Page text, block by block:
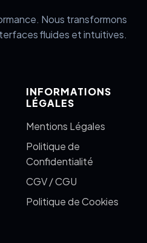
Nous transformons
fluides et intuitives.
INFORMATIONS
LÉGALES
Mentions Légales
Politique de
Confidentialité
CGV / CGU
Politique de Cookies